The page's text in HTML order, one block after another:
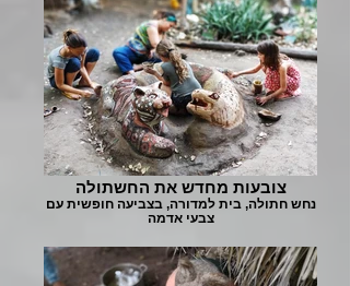
צובעות מחדש את החשתולה
נחש חתולה, בית למדורה, בצביעה חופשית עם
צבעי אדמה